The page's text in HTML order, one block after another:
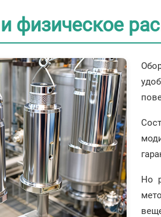
физическое
Но